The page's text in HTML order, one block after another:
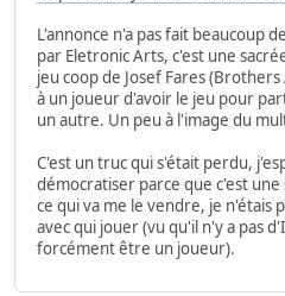
L'annonce n'a pas fait beaucoup
par Eletronic Arts, c'est une
jeu coop de Josef Fares
à un joueur d'avoir le jeu pour
un autre. Un peu à l'image du
C'est un truc qui s'était perdu,
démocratiser parce que c'est une
ce qui va me le vendre, je n'étais
avec qui jouer (vu qu'il n'y a pas
forcément être un joueur).